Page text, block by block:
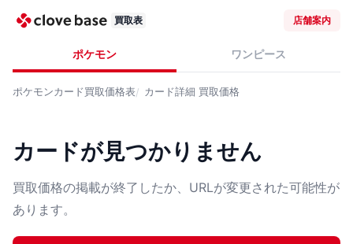
買取表 店舗案内
ポケモン ワンピース
ポケモンカード買取価格表 カード詳細 買取価格
カードが見つかりません
買取価格の掲載が終了したか、URLが変更された可能性が
あります。